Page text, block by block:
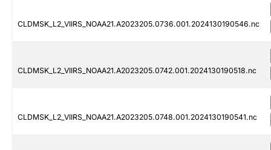
CLDMSK_L2_VIIRS_NOAA21.A2023205.0736.001.2024130190546.nc
CLDMSK_L2_VIIRS_NOAA21.A2023205.0742.001.2024130190518.nc
CLDMSK_L2_VIIRS_NOAA21.A2023205.0748.001.2024130190541.nc